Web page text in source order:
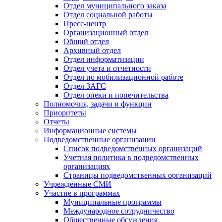
Отдел муниципального заказа
Отдел социальной работы
Пресс-центр
Организационный отдел
Общий отдел
Архивный отдел
Отдел информатизации
Отдел учета и отчетности
Отдел по мобилизационной работе
Отдел ЗАГС
Отдел опеки и попечительства
Полномочия, задачи и функции
Приоритеты
Отчеты
Информационные системы
Подведомственные организации
Список подведомственных организаций
Учетная политика в подведомственных
организациях
Страницы подведомственных организаций
Учрежденные СМИ
Участие в программах
Муниципальные программы
Международное сотрудничество
Общественные обсуждения